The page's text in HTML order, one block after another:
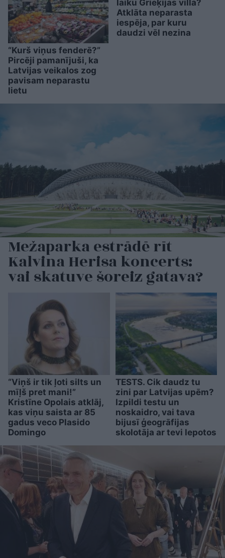
“Kurš viņus fenderē?”
Pircēji pamanījuši, ka
Latvijas veikalos zog
pavisam neparastu
lietu
laiku Grieķijas villā?
Atklāta neparasta
iespēja, par kuru
daudzi vēl nezina
Mežaparka estrādē rīt
Kalvina Herisa koncerts:
vai skatuve šoreiz gatava?
“Viņš ir tik ļoti silts un
mīļš pret mani!”
Kristīne Opolais atklāj,
kas viņu saista ar 85
gadus veco Plasido
Domingo
TESTS. Cik daudz tu
zini par Latvijas upēm?
Izpildi testu un
noskaidro, vai tava
bijusī ģeogrāfijas
skolotāja ar tevi lepotos